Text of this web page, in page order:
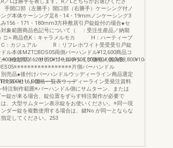
開口部（左勝手）開口部（右勝手）ケーシング付ノ
ング本体ケーシング足8・14・19mmノンケーシング3
156・171・180mm3方枠敷居引戸錠錠付の場合●セ
対象範囲商品色記号について（ ：受注生産品／納期
□＝商品色K：キャラメルモカ H：ハーティーブ
：カジュアル R：リフレホワイト受受受引戸錠
ル本体MZT□BDS05両側バーハンドル¥12,600商品コ
（金物部）：サテンゴールドタイプ価格／個入数
片側バーハンドル
別売品●後付けバーハンドルウッディーライン商品選定
P.196∼セット価格一覧表ウッディーライン受発注資料
特注制作範囲※バーハンドル側にサムターン、または
ー錠が来る場合、錠位置をずらす特注製作が必要で
、大型サムターン表示錠をお使いください。※同一現
ダー錠を複数使用する場合は、鍵No.が同一とならな
定してください。253